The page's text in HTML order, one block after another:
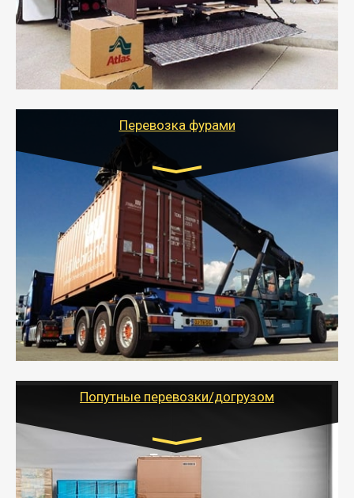
отдельном авто или догрузом (по меньшей
стоимости).
- Тайгер Логистик подберет автотранспорт, быстро и
качественно организует переезд к новому месту
службы или работы с гарантией сохранности груза и
оформлением документов, подтверждающих
Перевозка фурами
Транспорт:
Еврофура Тент от 5 до 10 тонн
грузоподъемность
от 10 000 руб. Возможен догруз
- Доставка фурой до 20 т возможна для больших
объемов грузов, упакованных в коробки, мешки,
паллеты и россыпью в самые отдаленные места
России с гарантией полной сохранности.
- Тайгер Логистик предоставляет услуги по
грузоперевозкам для физических и юридических лиц
Попутные перевозки/догрузом
Транспорт:
Газель (1,5 и 3 тонны), Бычок, Еврофура от 5 до
10 тонн